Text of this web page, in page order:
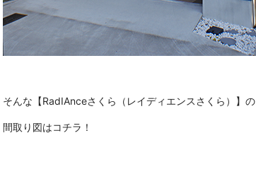
そんな【RadIAnceさくら（レイディエンスさくら）】の
間取り図はコチラ！